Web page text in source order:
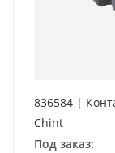
836584 |
Chint
Под заказ: